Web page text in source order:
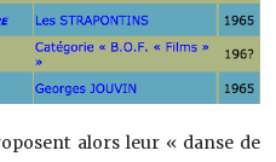
alors leur « danse de